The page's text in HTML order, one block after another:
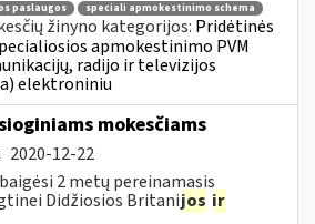
paslaugos
speciali apmokestinimo schema
žinyno kategorijos: Pridėtinės
apmokestinimo PVM
radijo ir televizijos
elektroniniu
mokesčiams
2020-12-22
2 metų pereinamasis
Didžiosios Britanijos ir